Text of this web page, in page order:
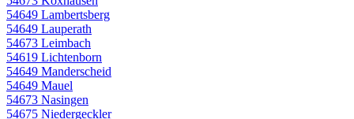
54649 Lambertsberg
54649 Lauperath
54673 Leimbach
54619 Lichtenborn
54649 Manderscheid
54649 Mauel
54673 Nasingen
54675 Niedergeckler